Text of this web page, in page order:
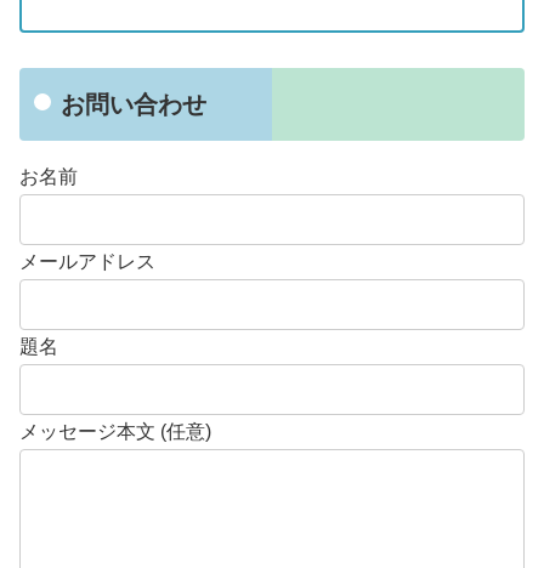
お問い合わせ
お名前
メールアドレス
題名
メッセージ本文 (任意)